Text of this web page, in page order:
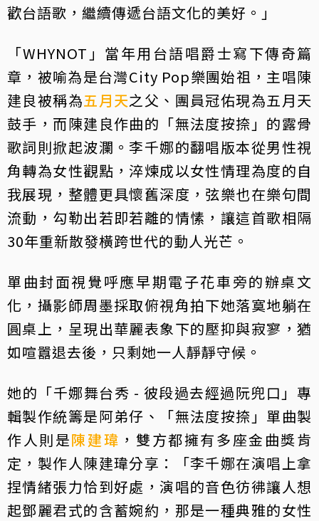
歡台語歌，繼續傳遞台語文化的美好。」
「WHYNOT」當年用台語唱爵士寫下傳奇篇
章，被喻為是台灣City Pop樂團始祖，主唱陳
建良被稱為五月天之父、團員冠佑現為五月天
鼓手，而陳建良作曲的「無法度按捺」的露骨
歌詞則掀起波瀾。李千娜的翻唱版本從男性視
角轉為女性觀點，淬煉成以女性情理為度的自
我展現，整體更具懷舊深度，弦樂也在樂句間
流動，勾勒出若即若離的情愫，讓這首歌相隔
30年重新散發橫跨世代的動人光芒。
單曲封面視覺呼應早期電子花車旁的辦桌文
化，攝影師周墨採取俯視角拍下她落寞地躺在
圓桌上，呈現出華麗表象下的壓抑與寂寥，猶
如喧囂退去後，只剩她一人靜靜守候。
她的「千娜舞台秀 - 彼段過去經過阮兜口」專
輯製作統籌是阿弟仔、「無法度按捺」單曲製
作人則是陳建瑋 ，雙方都擁有多座金曲獎肯
定，製作人陳建瑋分享：「李千娜在演唱上拿
捏情緒張力恰到好處，演唱的音色彷彿讓人想
起鄧麗君式的含蓄婉約，那是一種典雅的女性